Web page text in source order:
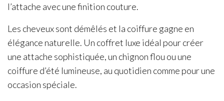
l’attache avec une finition couture.
Les cheveux sont démêlés et la coiffure gagne en
élégance naturelle. Un coffret luxe idéal pour créer
une attache sophistiquée, un chignon flou ou une
coiffure d’été lumineuse, au quotidien comme pour une
occasion spéciale.